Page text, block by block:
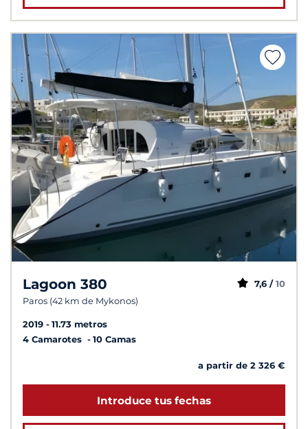
Lagoon 380
Paros (42 km de Mykonos)
7,6 / 10
2019
11.73 metros
4 Camarotes
10 Camas
a partir de 2 326 €
Introduce tus fechas